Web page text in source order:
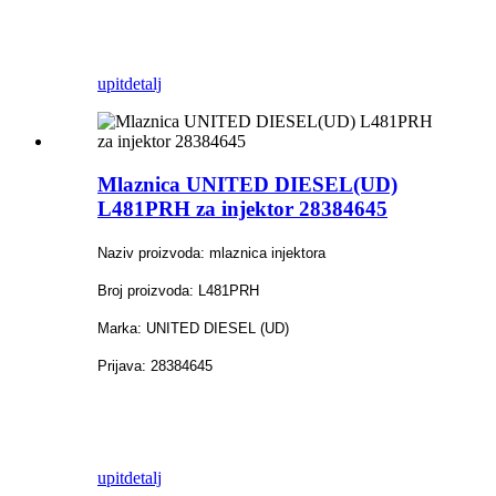
upitdetalj
Mlaznica UNITED DIESEL(UD)
L481PRH za injektor 28384645
Naziv proizvoda: mlaznica injektora
Broj proizvoda: L481PRH
Marka: UNITED DIESEL (UD)
Prijava: 28384645
upitdetalj